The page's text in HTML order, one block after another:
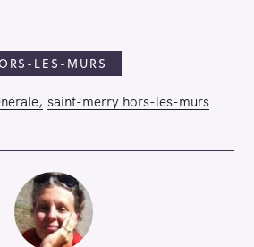
LES-MURS
saint-merry hors-les-murs